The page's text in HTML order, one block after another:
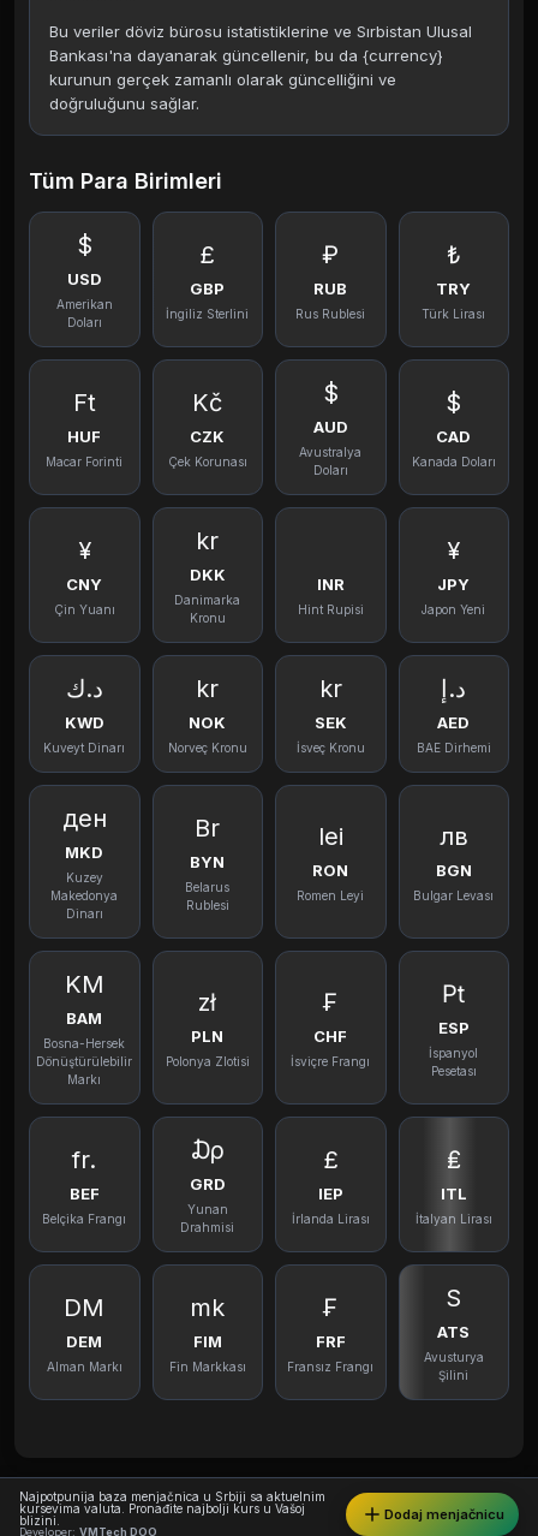
Bu veriler döviz bürosu istatistiklerine ve Sırbistan Ulusal
Bankası'na dayanarak güncellenir, bu da {currency}
kurunun gerçek zamanlı olarak güncelliğini ve
doğruluğunu sağlar.
Tüm Para Birimleri
$
USD
Amerikan
Doları
£
GBP
İngiliz Sterlini
₽
RUB
Rus Rublesi
₺
TRY
Türk Lirası
Ft
HUF
Macar Forinti
Kč
CZK
Çek Korunası
$
AUD
Avustralya
Doları
$
CAD
Kanada Doları
¥
CNY
Çin Yuanı
kr
DKK
Danimarka
Kronu
INR
Hint Rupisi
¥
JPY
Japon Yeni
د.ك
KWD
Kuveyt Dinarı
kr
NOK
Norveç Kronu
kr
SEK
İsveç Kronu
د.إ
AED
BAE Dirhemi
ден
MKD
Kuzey
Makedonya
Dinarı
Br
BYN
Belarus
Rublesi
lei
RON
Romen Leyi
лв
BGN
Bulgar Levası
KM
BAM
Bosna-Hersek
Dönüştürülebilir
Markı
zł
PLN
Polonya Zlotisi
₣
CHF
İsviçre Frangı
₧
ESP
İspanyol
Pesetası
fr.
BEF
Belçika Frangı
₯
GRD
Yunan
Drahmisi
£
IEP
İrlanda Lirası
₤
ITL
İtalyan Lirası
DM
DEM
Alman Markı
mk
FIM
Fin Markkası
₣
FRF
Fransız Frangı
S
ATS
Avusturya
Şilini
Najpotpunija baza menjačnica u Srbiji sa aktuelnim
kursevima valuta. Pronađite najbolji kurs u Vašoj
blizini.
Developer: VMTech DOO
Dodaj menjačnicu